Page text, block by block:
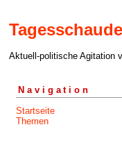
Aktuell-politische Agitation
Navigation
Startseite
Themen